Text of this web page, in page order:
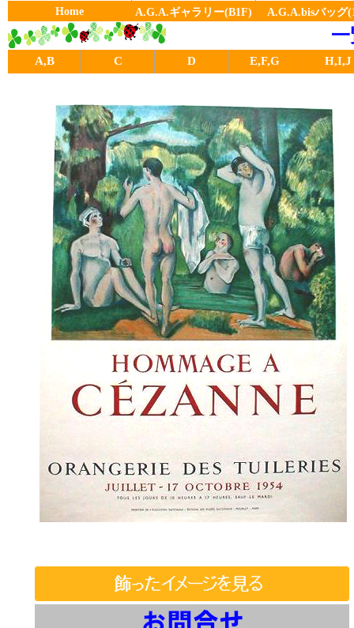
Home A.G.A.ギャラリー(B1F) A.G.A.bisバッグ
A,B C D E,F,G H,I,J